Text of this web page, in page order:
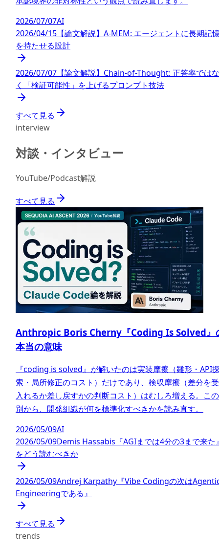
2026/07/07AI
2026/04/15 【論文解説】A-MEM: エージェントに長期記
を持たせる設計
2026/07/07 【論文解説】Chain-of-Thought: 正答率ではな
く「検証可能性」を上げるプロンプト技法
すべて見る
interview
対談・インタビュー
YouTube/Podcast解説
すべて見る
Anthropic Boris Cherny『Coding Is Solved』
本当の意味
『coding is solved』が解いたのは実装摩擦（雛形・API
索・局所修正のコスト）だけであり、検収摩擦（差分を
入れるか差し戻すかの判断コスト）はむしろ増える。こ
別から、開発組織が何を標準化すべきかを読み直す。
2026/05/09AI
2026/05/09Demis Hassabis『AGIまでは4分の3まで来た
をどう読むべきか
2026/05/09Andrej Karpathy『Vibe Codingの次は
Engineeringである』
すべて見る
trends